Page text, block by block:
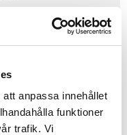
anpassa innehållet
funktioner
trafik. Vi
Scalp Lotion 150 ml